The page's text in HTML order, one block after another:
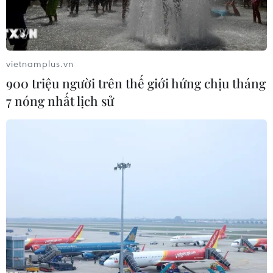
hành gia Rayyanah Barnawi và Ali Al-Qarni lên
Trạm Vũ trụ quốc tế (ISS).
(Nguồn: Reuters)
Ngày 21/5, Saudi Arabia đã đặt dấu ấn lịch sử
vietnamplus.vn
900 triệu người trên thế giới hứng chịu tháng
7 nóng nhất lịch sử